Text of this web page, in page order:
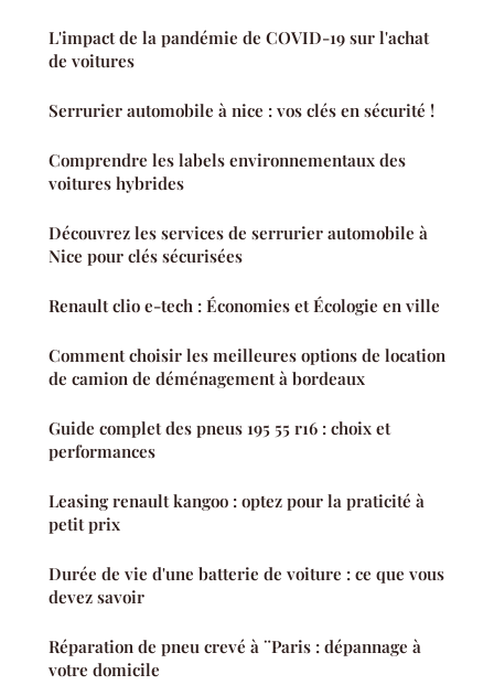
L'impact de la pandémie de COVID-19 sur l'achat
de voitures
Serrurier automobile à nice : vos clés en sécurité !
Comprendre les labels environnementaux des
voitures hybrides
Découvrez les services de serrurier automobile à
Nice pour clés sécurisées
Renault clio e-tech : Économies et Écologie en ville
Comment choisir les meilleures options de location
de camion de déménagement à bordeaux
Guide complet des pneus 195 55 r16 : choix et
performances
Leasing renault kangoo : optez pour la praticité à
petit prix
Durée de vie d'une batterie de voiture : ce que vous
devez savoir
Réparation de pneu crevé à ¨Paris : dépannage à
votre domicile